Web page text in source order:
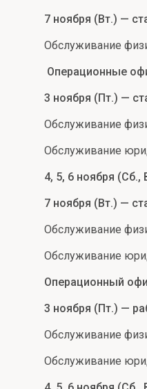
7 ноября (Вт.) —
Обслуживание
Операционные
3 ноября (Пт.) —
Обслуживание
Обслуживание
4, 5, 6 ноября
7 ноября (Вт.) —
Обслуживание
Обслуживание
Операционный
3 ноября (Пт.) —
Обслуживание
Обслуживание